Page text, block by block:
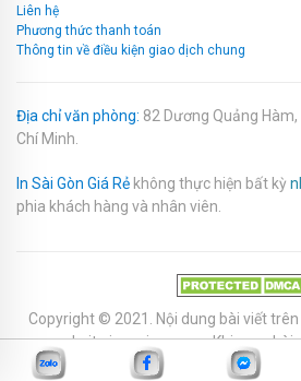
Liên hệ
Phương thức thanh toán
Thông tin về điều kiện giao dịch chung
Địa chỉ văn phòng: 82 Dương Quảng
Chí Minh.
In Sài Gòn Giá Rẻ không thực hiện bất kỳ
phia khách hàng và nhân viên.
Copyright © 2021. Nội dung bài viết
websiteinsggiare.com. Khi copy bài